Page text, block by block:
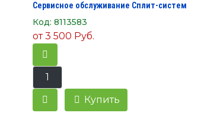
Сервисное обслуживание Сплит-систем
Код: 8113583
от3 500 Руб.
Купить